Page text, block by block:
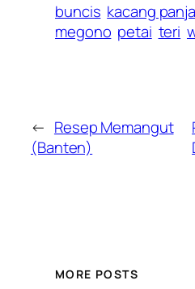
buncis kacang
megono petai teri
← Resep Memangut
(Banten)
MORE POSTS